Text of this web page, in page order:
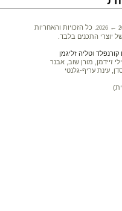
2026 ←
. כל הזכויות והאחריות
יוצרי התכנים בלבד.
וטליה זליגמן
זיידמן, מורן שוב, אבנר
עינת עריף-גלנטי